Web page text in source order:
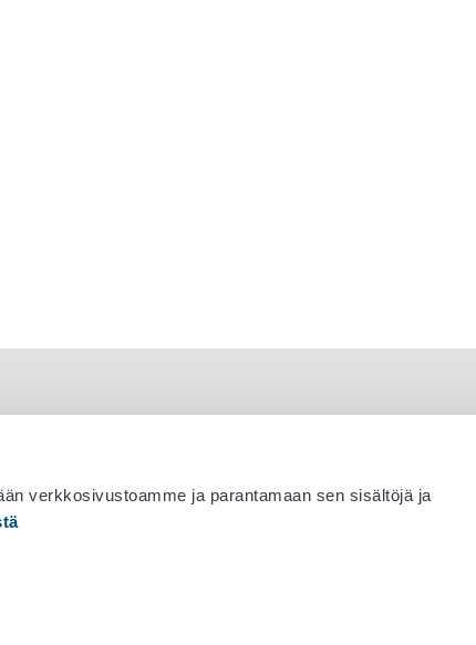
verkkosivustoamme ja parantamaan sen sisältöjä ja